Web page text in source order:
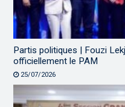
Partis politiques | Fouzi
officiellement le PAM
25/07/2026